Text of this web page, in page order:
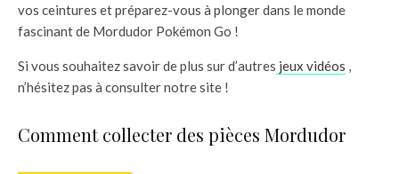
vos ceintures et préparez-vous à plonger dans le monde
fascinant de Mordudor Pokémon Go !
Si vous souhaitez savoir de plus sur d’autres jeux vidéos ,
n’hésitez pas à consulter notre site !
Comment collecter des pièces Mordudor